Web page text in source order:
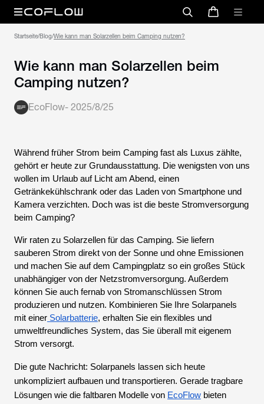
Startseite/Blog/Wie kann man Solarzellen beim Camping nutzen?
Wie kann man Solarzellen beim
Camping nutzen?
EcoFlow- 2025/8/25
Während früher Strom beim Camping fast als Luxus zählte,
gehört er heute zur Grundausstattung. Die wenigsten von uns
wollen im Urlaub auf Licht am Abend, einen
Getränkekühlschrank oder das Laden von Smartphone und
Kamera verzichten. Doch was ist die beste Stromversorgung
beim Camping?
Wir raten zu Solarzellen für das Camping. Sie liefern
sauberen Strom direkt von der Sonne und ohne Emissionen
und machen Sie auf dem Campingplatz so ein großes Stück
unabhängiger von der Netzstromversorgung. Außerdem
können Sie auch fernab von Stromanschlüssen Strom
produzieren und nutzen. Kombinieren Sie Ihre Solarpanels
mit einer Solarbatterie, erhalten Sie ein flexibles und
umweltfreundliches System, das Sie überall mit eigenem
Strom versorgt.
Die gute Nachricht: Solarpanels lassen sich heute
unkompliziert aufbauen und transportieren. Gerade tragbare
Lösungen wie die faltbaren Modelle von EcoFlow bieten